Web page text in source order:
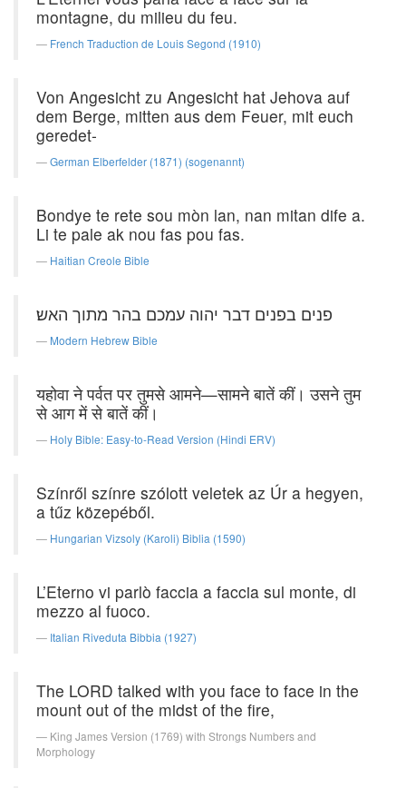
montagne, du milieu du feu.
French Traduction de Louis Segond (1910)
Von Angesicht zu Angesicht hat Jehova auf
dem Berge, mitten aus dem Feuer, mit euch
geredet-
German Elberfelder (1871) (sogenannt)
Bondye te rete sou mòn lan, nan mitan dife a.
Li te pale ak nou fas pou fas.
Haitian Creole Bible
פנים בפנים דבר יהוה עמכם בהר מתוך האש׃
Modern Hebrew Bible
यहोवा ने पर्वत पर तुमसे आमने—सामने बातें कीं। उसने तुम
से आग में से बातें कीं।
Holy Bible: Easy-to-Read Version (Hindi ERV)
Színről színre szólott veletek az Úr a hegyen,
a tűz közepéből.
Hungarian Vizsoly (Karoli) Biblia (1590)
L’Eterno vi parlò faccia a faccia sul monte, di
mezzo al fuoco.
Italian Riveduta Bibbia (1927)
The LORD talked with you face to face in the
mount out of the midst of the fire,
King James Version (1769) with Strongs Numbers and
Morphology